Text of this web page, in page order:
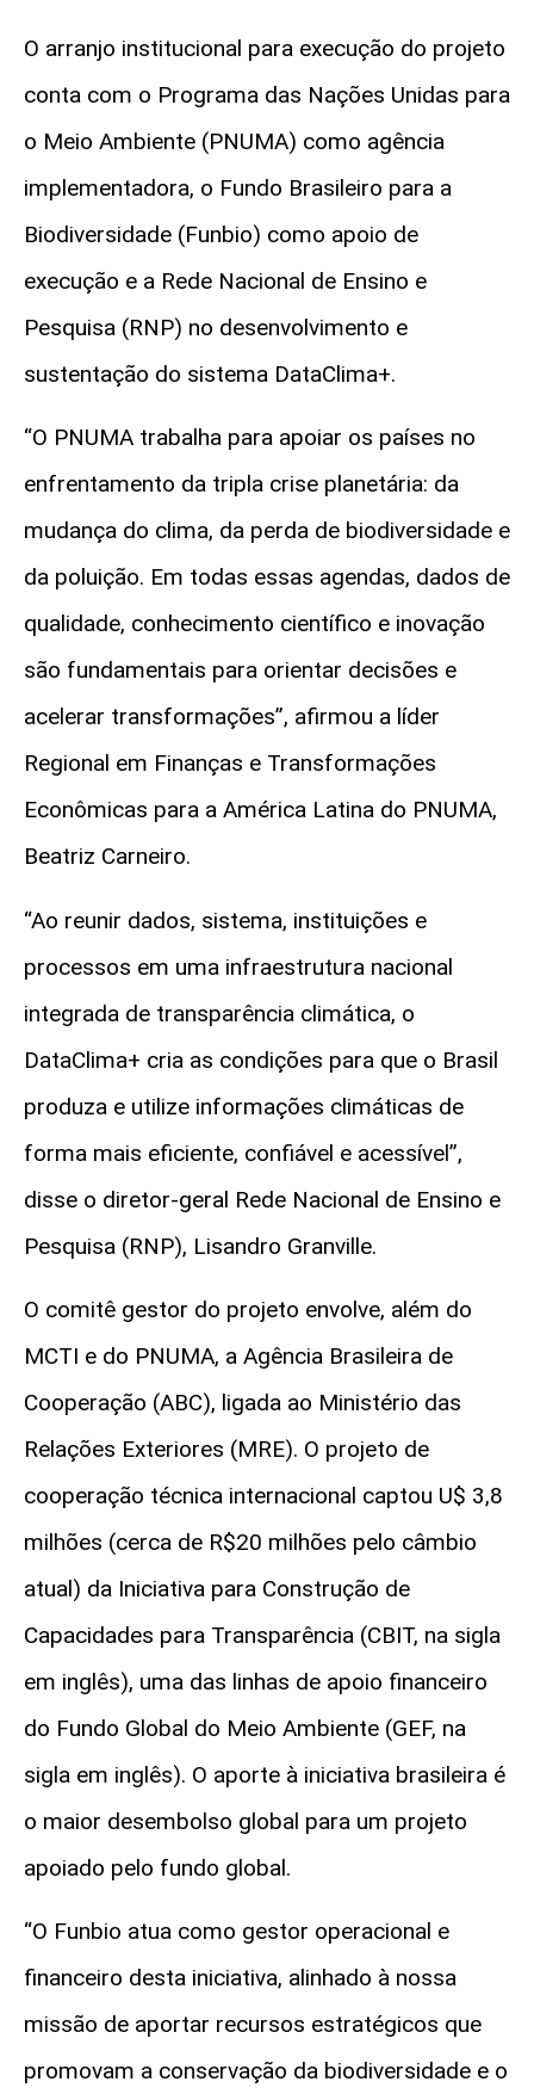
O arranjo institucional para execução do projeto
conta com o Programa das Nações Unidas para
o Meio Ambiente (PNUMA) como agência
implementadora, o Fundo Brasileiro para a
Biodiversidade (Funbio) como apoio de
execução e a Rede Nacional de Ensino e
Pesquisa (RNP) no desenvolvimento e
sustentação do sistema DataClima+.
“O PNUMA trabalha para apoiar os países no
enfrentamento da tripla crise planetária: da
mudança do clima, da perda de biodiversidade e
da poluição. Em todas essas agendas, dados de
qualidade, conhecimento científico e inovação
são fundamentais para orientar decisões e
acelerar transformações”, afirmou a líder
Regional em Finanças e Transformações
Econômicas para a América Latina do PNUMA,
Beatriz Carneiro.
“Ao reunir dados, sistema, instituições e
processos em uma infraestrutura nacional
integrada de transparência climática, o
DataClima+ cria as condições para que o Brasil
produza e utilize informações climáticas de
forma mais eficiente, confiável e acessível”,
disse o diretor-geral Rede Nacional de Ensino e
Pesquisa (RNP), Lisandro Granville.
O comitê gestor do projeto envolve, além do
MCTI e do PNUMA, a Agência Brasileira de
Cooperação (ABC), ligada ao Ministério das
Relações Exteriores (MRE). O projeto de
cooperação técnica internacional captou U$ 3,8
milhões (cerca de R$20 milhões pelo câmbio
atual) da Iniciativa para Construção de
Capacidades para Transparência (CBIT, na sigla
em inglês), uma das linhas de apoio financeiro
do Fundo Global do Meio Ambiente (GEF, na
sigla em inglês). O aporte à iniciativa brasileira é
o maior desembolso global para um projeto
apoiado pelo fundo global.
“O Funbio atua como gestor operacional e
financeiro desta iniciativa, alinhado à nossa
missão de aportar recursos estratégicos que
promovam a conservação da biodiversidade e o